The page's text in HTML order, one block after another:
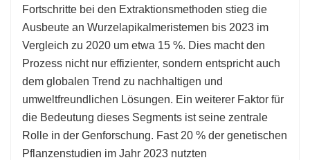
Fortschritte bei den Extraktionsmethoden stieg die
Ausbeute an Wurzelapikalmeristemen bis 2023 im
Vergleich zu 2020 um etwa 15 %. Dies macht den
Prozess nicht nur effizienter, sondern entspricht auch
dem globalen Trend zu nachhaltigen und
umweltfreundlichen Lösungen. Ein weiterer Faktor für
die Bedeutung dieses Segments ist seine zentrale
Rolle in der Genforschung. Fast 20 % der genetischen
Pflanzenstudien im Jahr 2023 nutzten